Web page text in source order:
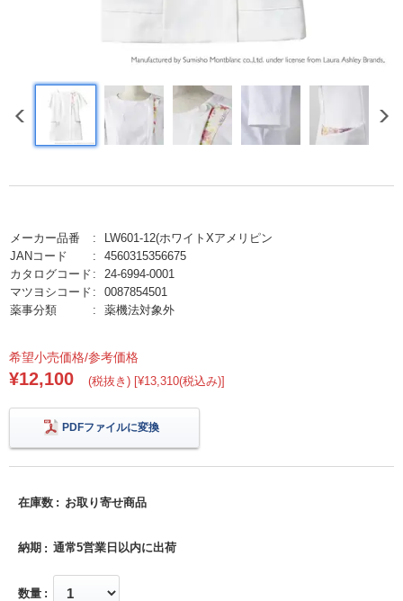
メーカー品番
LW601-12(ホワイトXアメリピン
JANコード
4560315356675
カタログコード
24-6994-0001
マツヨシコード
0087854501
薬事分類
薬機法対象外
希望小売価格/参考価格
¥12,100 (税抜き) [¥13,310(税込み)]
PDFファイルに変換
在庫数 お取り寄せ商品
納期 通常5営業日以内に出荷
数量